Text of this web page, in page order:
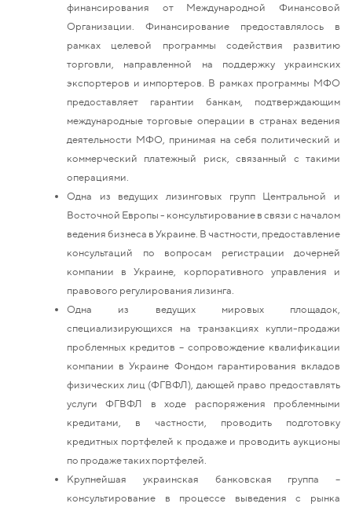
финансирования от Международной Финансовой
Организации. Финансирование предоставлялось в
рамках целевой программы содействия развитию
торговли, направленной на поддержку украинских
экспортеров и импортеров. В рамках программы МФО
предоставляет гарантии банкам, подтверждающим
международные торговые операции в странах ведения
деятельности МФО, принимая на себя политический и
коммерческий платежный риск, связанный с такими
операциями.
Одна из ведущих лизинговых групп Центральной и
Восточной Европы - консультирование в связи с началом
ведения бизнеса в Украине. В частности, предоставление
консультаций по вопросам регистрации дочерней
компании в Украине, корпоративного управления и
правового регулирования лизинга.
Одна из ведущих мировых площадок,
специализирующихся на транзакциях купли-продажи
проблемных кредитов – сопровождение квалификации
компании в Украине Фондом гарантирования вкладов
физических лиц (ФГВФЛ), дающей право предоставлять
услуги ФГВФЛ в ходе распоряжения проблемными
кредитами, в частности, проводить подготовку
кредитных портфелей к продаже и проводить аукционы
по продаже таких портфелей.
Крупнейшая украинская банковская группа –
консультирование в процессе выведения с рынка